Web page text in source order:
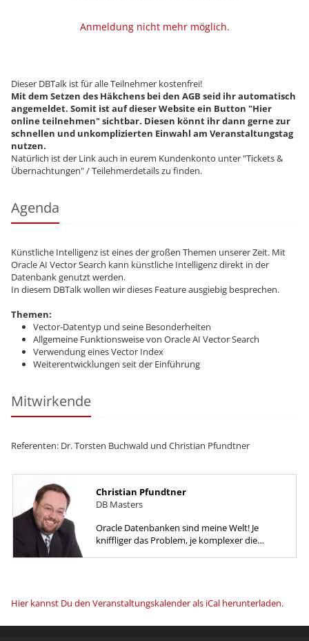
Anmeldung nicht mehr möglich.
Dieser DBTalk ist für alle Teilnehmer kostenfrei!
Mit dem Setzen des Häkchens bei den AGB seid ihr automatisch
angemeldet. Somit ist auf dieser Website ein Button "Hier
online teilnehmen" sichtbar. Diesen könnt ihr dann gerne zur
schnellen und unkomplizierten Einwahl am Veranstaltungstag
nutzen.
Natürlich ist der Link auch in eurem Kundenkonto unter "Tickets &
Übernachtungen" / Teilehmerdetails zu finden.
Agenda
Künstliche Intelligenz ist eines der großen Themen unserer Zeit. Mit
Oracle AI Vector Search kann künstliche Intelligenz direkt in der
Datenbank genutzt werden.
In diesem DBTalk wollen wir dieses Feature ausgiebig besprechen.
Themen:
Vector-Datentyp und seine Besonderheiten
Allgemeine Funktionsweise von Oracle AI Vector Search
Verwendung eines Vector Index
Weiterentwicklungen seit der Einführung
Mitwirkende
Referenten: Dr. Torsten Buchwald und Christian Pfundtner
Christian Pfundtner
DB Masters
Oracle Datenbanken sind meine Welt! Je
kniffliger das Problem, je komplexer die
Hier kannst Du den Veranstaltungskalender als iCal herunterladen.